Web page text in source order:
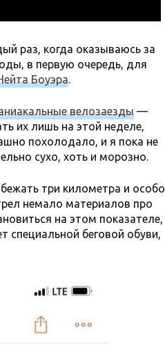
раз, когда оказываюсь за
в первую очередь, для
Боуэра.
велозаезды —
их лишь на этой неделе,
похолодало, и я пока не
сухо, хоть и морозно.
три километра и особо
немало материалов про
на этом показателе,
специальной беговой обуви,